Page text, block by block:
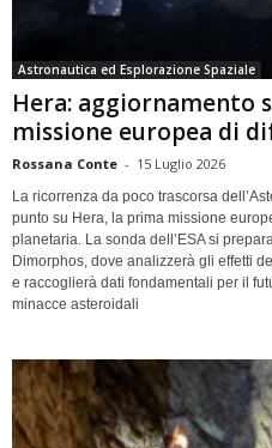
Astronautica ed Esplorazione Spaziale
Hera: aggiornamento
missione europea di
Rossana Conte - 15 Luglio 2026
La ricorrenza da poco trascorsa
punto su Hera, la prima missione
planetaria. La sonda dell’ESA si
Dimorphos, dove analizzerà gli effetti
e raccoglierà dati fondamentali per il
minacce asteroidali